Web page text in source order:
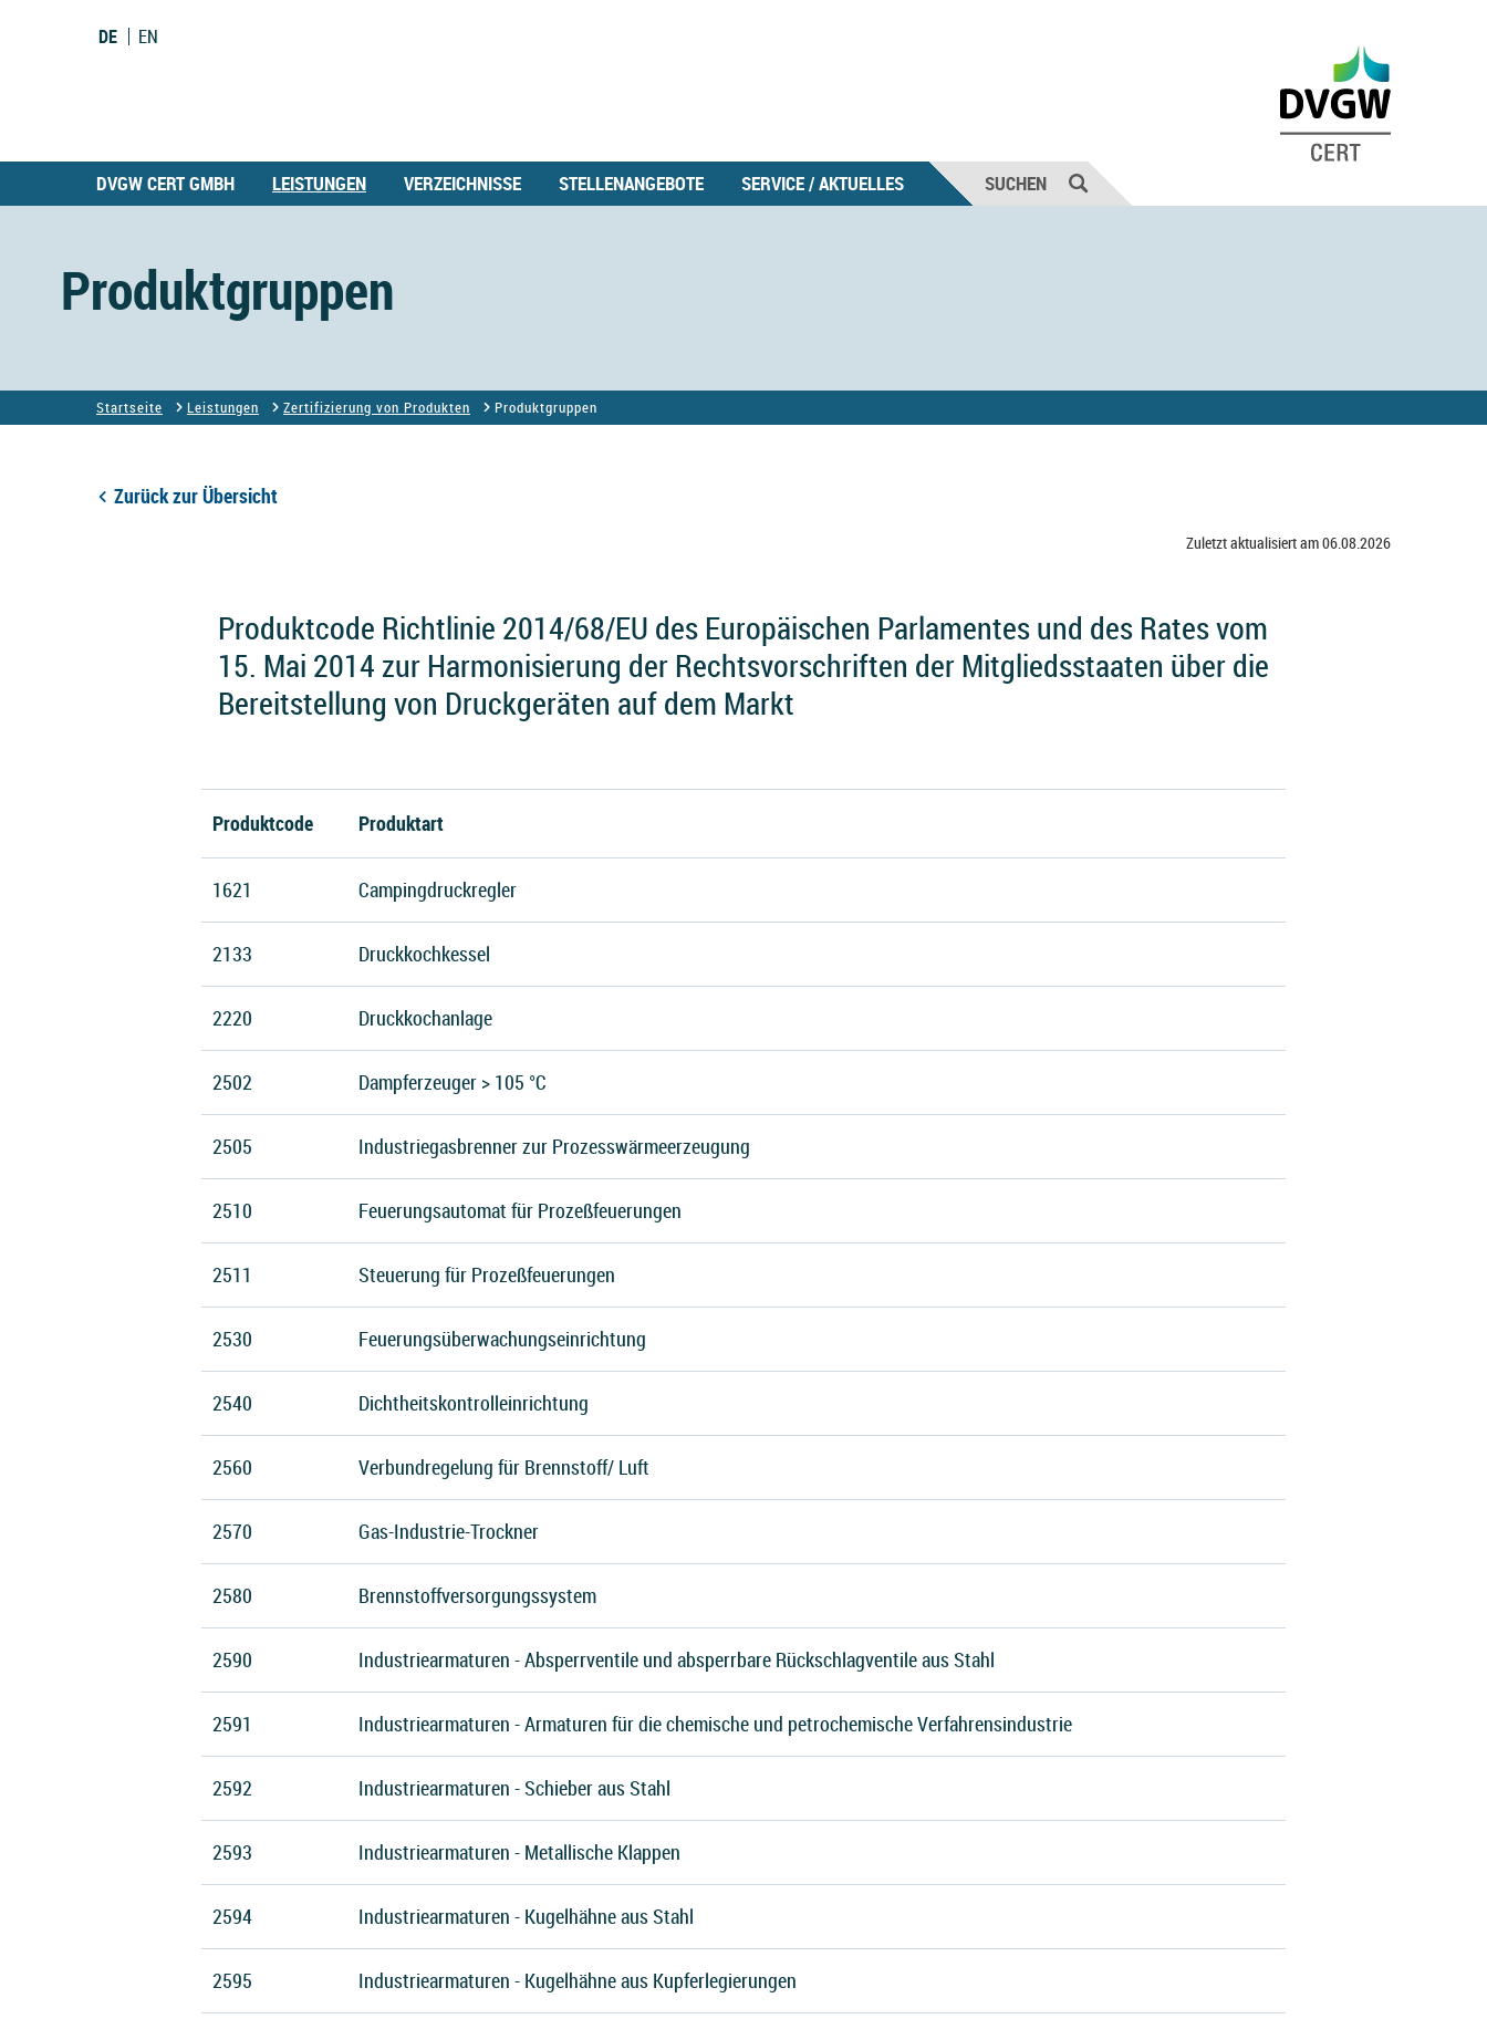
DE EN
DVGW CERT GMBH LEISTUNGEN VERZEICHNISSE STELLENANGEBOTE SERVICE / AKTUELLES SUCHEN
Produktgruppen
Startseite Leistungen Zertifizierung von Produkten Produktgruppen
Zurück zur Übersicht
Zuletzt aktualisiert am 06.08.2026
Produktcode Richtlinie 2014/68/EU des Europäischen Parlamentes und des Rates vom
15. Mai 2014 zur Harmonisierung der Rechtsvorschriften der Mitgliedsstaaten über die
Bereitstellung von Druckgeräten auf dem Markt
Produktcode Produktart
1621 Campingdruckregler
2133 Druckkochkessel
2220 Druckkochanlage
2502 Dampferzeuger > 105 °C
2505 Industriegasbrenner zur Prozesswärmeerzeugung
2510 Feuerungsautomat für Prozeßfeuerungen
2511 Steuerung für Prozeßfeuerungen
2530 Feuerungsüberwachungseinrichtung
2540 Dichtheitskontrolleinrichtung
2560 Verbundregelung für Brennstoff/ Luft
2570 Gas-Industrie-Trockner
2580 Brennstoffversorgungssystem
2590 Industriearmaturen - Absperrventile und absperrbare Rückschlagventile aus Stahl
2591 Industriearmaturen - Armaturen für die chemische und petrochemische Verfahrensindustrie
2592 Industriearmaturen - Schieber aus Stahl
2593 Industriearmaturen - Metallische Klappen
2594 Industriearmaturen - Kugelhähne aus Stahl
2595 Industriearmaturen - Kugelhähne aus Kupferlegierungen